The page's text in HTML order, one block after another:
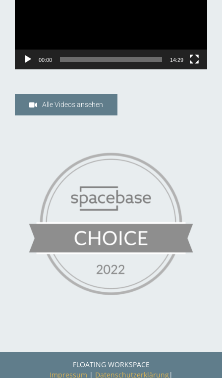
00:00 14:29
Alle Videos ansehen
FLOATING WORKSPACE
Impressum | Datenschutzerklärung|